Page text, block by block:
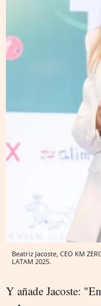
Beatriz Jacoste, CEO KM
LATAM 2025.
Y añade Jacoste: